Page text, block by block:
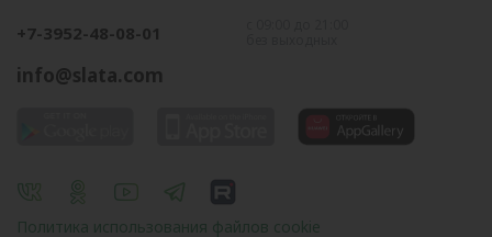
+7-3952-48-08-01
info@slata.com
Политика использования файлов cookie